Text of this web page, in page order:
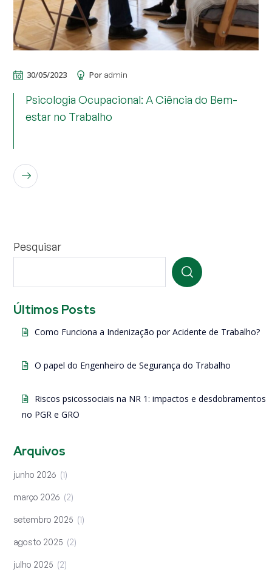
30/05/2023 Por admin
Psicologia Ocupacional: A Ciência do Bem-
estar no Trabalho
Pesquisar
Últimos Posts
Como Funciona a Indenização por Acidente de Trabalho?
O papel do Engenheiro de Segurança do Trabalho
Riscos psicossociais na NR 1: impactos e desdobramentos
no PGR e GRO
Arquivos
junho 2026 1
março 2026 2
setembro 2025 1
agosto 2025 2
julho 2025 2